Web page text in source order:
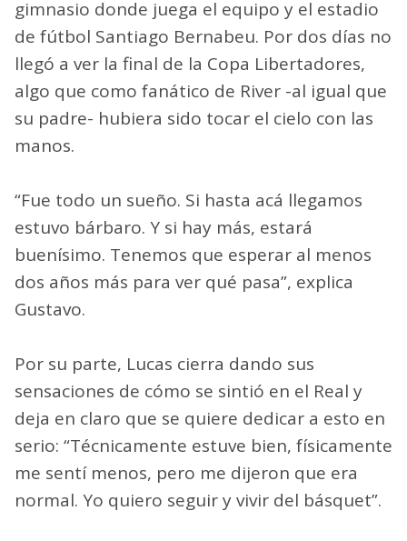
gimnasio donde juega el equipo y el estadio
de fútbol Santiago Bernabeu. Por dos días no
llegó a ver la final de la Copa Libertadores,
algo que como fanático de River -al igual que
su padre- hubiera sido tocar el cielo con las
manos.
“Fue todo un sueño. Si hasta acá llegamos
estuvo bárbaro. Y si hay más, estará
buenísimo. Tenemos que esperar al menos
dos años más para ver qué pasa”, explica
Gustavo.
Por su parte, Lucas cierra dando sus
sensaciones de cómo se sintió en el Real y
deja en claro que se quiere dedicar a esto en
serio: “Técnicamente estuve bien, físicamente
me sentí menos, pero me dijeron que era
normal. Yo quiero seguir y vivir del básquet”.